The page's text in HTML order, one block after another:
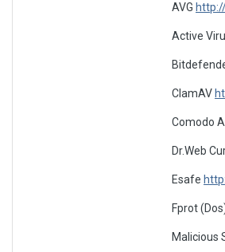
AVG
Active
ClamAV
Comodo
Dr.Web
Esafe
Fprot
Malicious